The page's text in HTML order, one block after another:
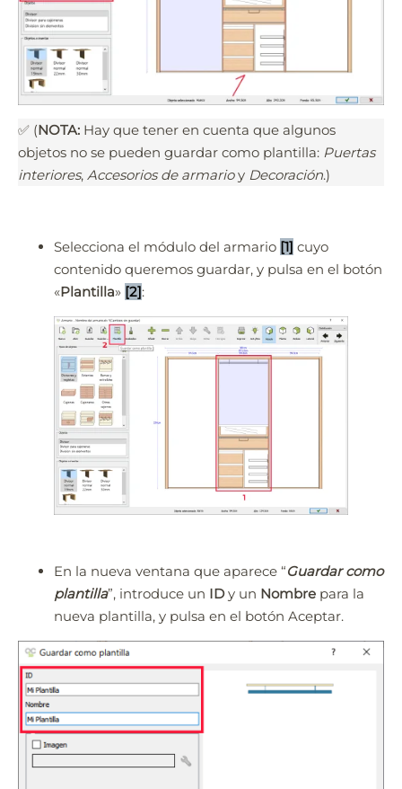
✅ (NOTA: Hay que tener en cuenta que algunos
objetos no se pueden guardar como plantilla: Puertas
interiores, Accesorios de armarioy Decoración.)
Selecciona el módulo del armario [1] cuyo
contenido queremos guardar, y pulsa en el botón
«Plantilla» [2]:
En la nueva ventana que aparece “Guardar como
plantilla”, introduce un IDy un Nombre para la
nueva plantilla, y pulsa en el botón Aceptar.
Hello! How can I assist you today?
Hola, ¿cómo puedo ayudarte?